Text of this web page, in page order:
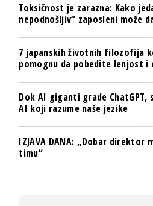
Toksičnost je zarazna: Kako
nepodnošljiv“ zaposleni može
7 japanskih životnih filozofija
pomognu da pobedite lenjost
Dok AI giganti grade
AI koji razume naše jezike
IZJAVA DANA: „Dobar direktor
timu“